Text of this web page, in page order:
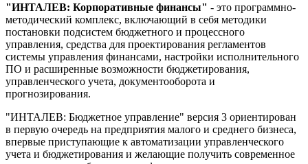
"ИНТАЛЕВ: Корпоративные финансы" - это программно-
методический комплекс, включающий в себя методики
постановки подсистем бюджетного и процессного
управления, средства для проектирования регламентов
системы управления финансами, настройки исполнительного
ПО и расширенные возможности бюджетирования,
управленческого учета, документооборота и
прогнозирования.
"ИНТАЛЕВ: Бюджетное управление" версия 3 ориентирован
в первую очередь на предприятия малого и среднего бизнеса,
впервые приступающие к автоматизации управленческого
учета и бюджетирования и желающие получить современное